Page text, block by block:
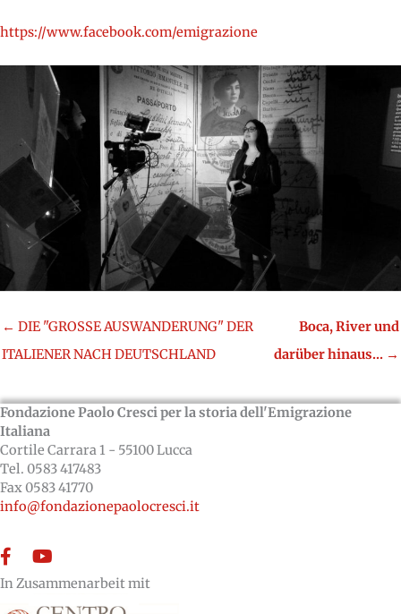
https://www.facebook.com/emigrazione
← DIE "GROSSE AUSWANDERUNG" DER
ITALIENER NACH DEUTSCHLAND
Boca, River und
darüber hinaus... →
Fondazione Paolo Cresci per la storia dell'Emigrazione
Italiana
Cortile Carrara 1 - 55100 Lucca
Tel. 0583 417483
Fax 0583 41770
info@fondazionepaolocresci.it
FacebookYouTube
In Zusammenarbeit mit